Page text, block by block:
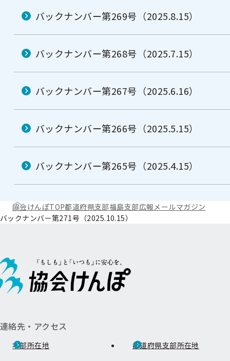
バックナンバー第269号（2025.8.15）
バックナンバー第268号（2025.7.15）
バックナンバー第267号（2025.6.16）
バックナンバー第266号（2025.5.15）
バックナンバー第265号（2025.4.15）
協会けんぽTOP都道府県支部福島支部広報メールマガジン
バックナンバー第271号（2025.10.15）
連絡先・アクセス
本部所在地 都道府県支部所在地